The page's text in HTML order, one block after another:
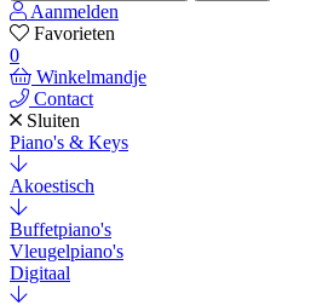
Aanmelden
Favorieten
0
Winkelmandje
Contact
Sluiten
Piano's & Keys
Akoestisch
Buffetpiano's
Vleugelpiano's
Digitaal